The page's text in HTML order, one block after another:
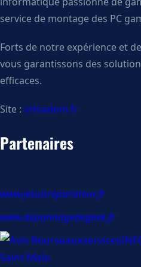
service de montage des PC
Forts de notre expérience et
vous garantissons des
efficaces.
Site : infoadom.fr
Partenaires
www.jesuisreparateur.fr
www.depannagedegeek.fr